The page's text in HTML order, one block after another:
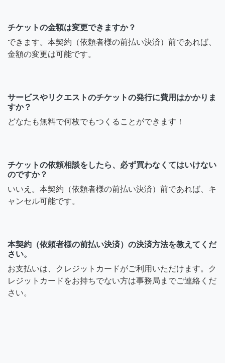
チケットの金額は変更できますか？
できます。本契約（依頼者様の前払い決済）前であれば、
金額の変更は可能です。
サービスやリクエストのチケットの発行に費用はかかりま
すか？
どなたも無料で何枚でもつくることができます！
チケットの依頼相談をしたら、必ず買わなくてはいけない
のですか？
いいえ。本契約（依頼者様の前払い決済）前であれば、キ
ャンセル可能です。
本契約（依頼者様の前払い決済）の決済方法を教えてくだ
さい。
お支払いは、クレジットカードがご利用いただけます。ク
レジットカードをお持ちでない方は事務局までご連絡くだ
さい。